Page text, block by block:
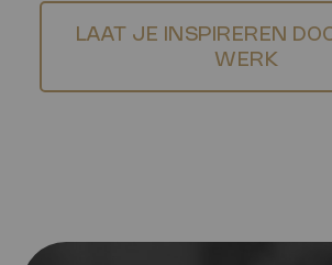
LAAT JE INSPIREREN
WERK